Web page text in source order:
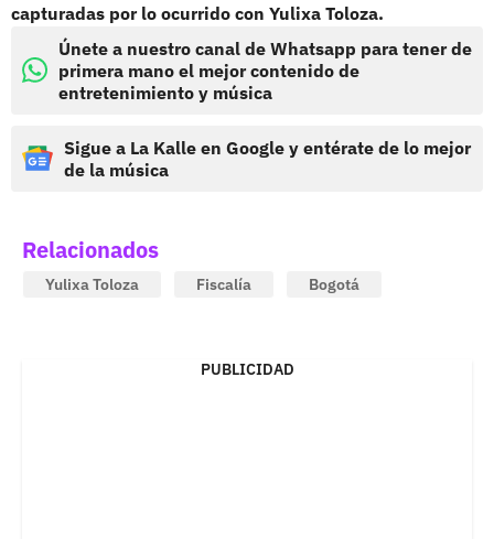
capturadas por lo ocurrido con Yulixa Toloza.
Únete a nuestro canal de Whatsapp para tener de
primera mano el mejor contenido de
entretenimiento y música
Sigue a La Kalle en Google y entérate de lo mejor
de la música
Relacionados
Yulixa Toloza Fiscalía Bogotá
PUBLICIDAD